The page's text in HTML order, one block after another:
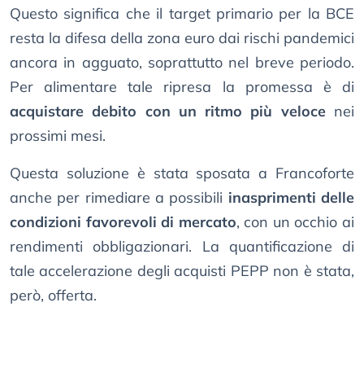
Questo significa che il target primario per la BCE
resta la difesa della zona euro dai rischi pandemici
ancora in agguato, soprattutto nel breve periodo.
Per alimentare tale ripresa la promessa è di
acquistare debito con un ritmo più velocenei
prossimi mesi.
Questa soluzione è stata sposata a Francoforte
anche per rimediare a possibili inasprimenti delle
condizioni favorevoli di mercato, con un occhio ai
rendimenti obbligazionari. La quantificazione di
tale accelerazione degli acquisti PEPP non è stata,
però, offerta.